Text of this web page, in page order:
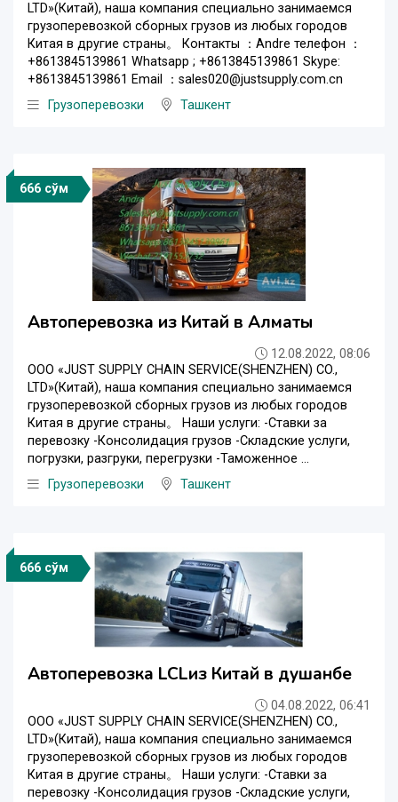
LTD»(Китай), наша компания специально занимаемся
грузоперевозкой сборных грузов из любых городов
Китая в другие страны。 Контакты ：Andre телефон ：
+8613845139861 Whatsapp ; +8613845139861 Skype:
+8613845139861 Email ：sales020@justsupply.com.cn
Грузоперевозки
Ташкент
666 сўм
Автоперевозка из Китай в Алматы
12.08.2022, 08:06
ООО «JUST SUPPLY CHAIN SERVICE(SHENZHEN) CO.,
LTD»(Китай), наша компания специально занимаемся
грузоперевозкой сборных грузов из любых городов
Китая в другие страны。 Наши услуги: -Ставки за
перевозку -Консолидация грузов -Складские услуги,
погрузки, разгруки, перегрузки -Таможенное ...
Грузоперевозки
Ташкент
666 сўм
Автоперевозка LCLиз Китай в душанбе
04.08.2022, 06:41
ООО «JUST SUPPLY CHAIN SERVICE(SHENZHEN) CO.,
LTD»(Китай), наша компания специально занимаемся
грузоперевозкой сборных грузов из любых городов
Китая в другие страны。 Наши услуги: -Ставки за
перевозку -Консолидация грузов -Складские услуги,